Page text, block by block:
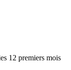
12 premiers mois